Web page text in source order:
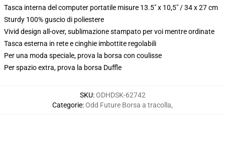
Tasca interna del computer portatile misure 13.5" x 10,5" / 34 x 27 cm
Sturdy 100% guscio di poliestere
Vivid design all-over, sublimazione stampato per voi mentre ordinate
Tasca esterna in rete e cinghie imbottite regolabili
Per una moda speciale, prova la borsa con coulisse
Per spazio extra, prova la borsa Duffle
SKU:ODHDSK-62742
Categorie:Odd Future Borsa a tracolla,